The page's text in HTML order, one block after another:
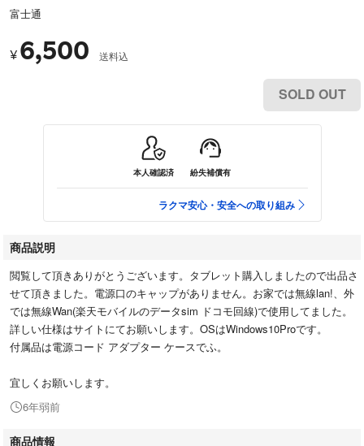
富士通
¥ 6,500 送料込
SOLD OUT
本人確認済 紛失補償有
ラクマ安心・安全への取り組み
商品説明
閲覧して頂きありがとうございます。タブレット購入しましたので出品さ
せて頂きました。電源口のキャップがありません。お家では無線lan!、外
では無線Wan(楽天モバイルのデータsim ドコモ回線)で使用してました。
詳しい仕様はサイトにてお願いします。OSはWindows10Proです。
付属品は電源コード アダプター ケースでふ。
宜しくお願いします。
6年弱前
商品情報